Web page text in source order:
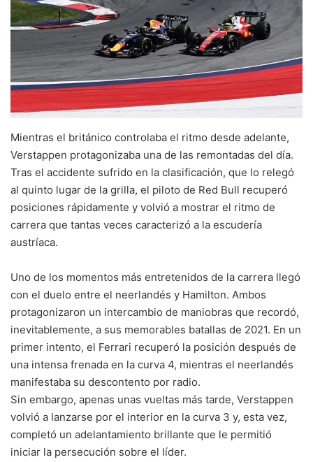
Mientras el británico controlaba el ritmo desde adelante,
Verstappen protagonizaba una de las remontadas del día.
Tras el accidente sufrido en la clasificación, que lo relegó
al quinto lugar de la grilla, el piloto de Red Bull recuperó
posiciones rápidamente y volvió a mostrar el ritmo de
carrera que tantas veces caracterizó a la escudería
austríaca.
Uno de los momentos más entretenidos de la carrera llegó
con el duelo entre el neerlandés y Hamilton. Ambos
protagonizaron un intercambio de maniobras que recordó,
inevitablemente, a sus memorables batallas de 2021. En un
primer intento, el Ferrari recuperó la posición después de
una intensa frenada en la curva 4, mientras el neerlandés
manifestaba su descontento por radio.
Sin embargo, apenas unas vueltas más tarde, Verstappen
volvió a lanzarse por el interior en la curva 3 y, esta vez,
completó un adelantamiento brillante que le permitió
iniciar la persecución sobre el líder.